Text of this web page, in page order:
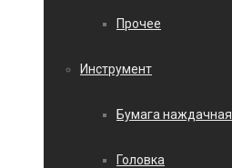
Прочее
Инструмент
Бумага наждачная
Головка